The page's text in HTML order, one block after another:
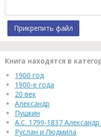
Прикрепить файл
Книга находятся в
1900 год
1900-е года
20 век
Александр
Пушкин
А.С. 1799-1837
Руслан и Людмила